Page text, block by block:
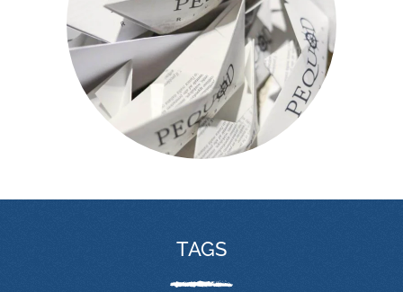
TAGS